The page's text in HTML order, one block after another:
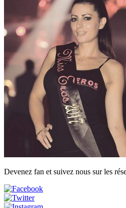
Devenez fan et suivez nous sur les